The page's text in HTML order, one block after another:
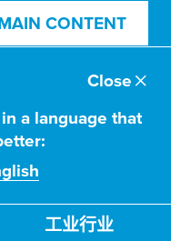
CONTENT
a language that
Close
工业行业